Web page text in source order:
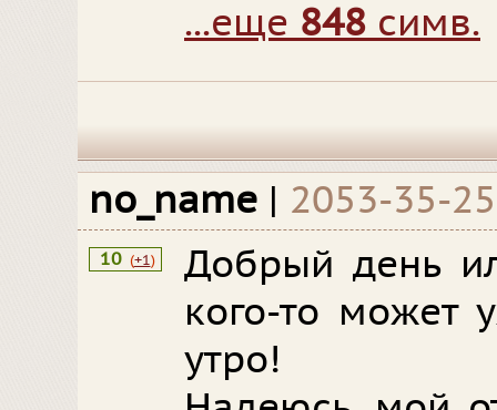
...еще 848 симв.
no_name | 2053-35-
10 (+1)
Добрый день
кого-то может
утро!